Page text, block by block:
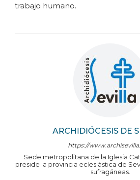
ARCHIDIÓCESIS DE
https://
Sede metropolitana de la Iglesia
preside la provincia eclesiástica de
sufragáneas.
trabajo humano.